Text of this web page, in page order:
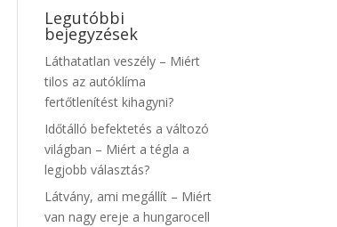
Legutóbbi
bejegyzések
Láthatatlan veszély – Miért
tilos az autóklíma
fertőtlenítést kihagyni?
Időtálló befektetés a változó
világban – Miért a tégla a
legjobb választás?
Látvány, ami megállít – Miért
van nagy ereje a hungarocell